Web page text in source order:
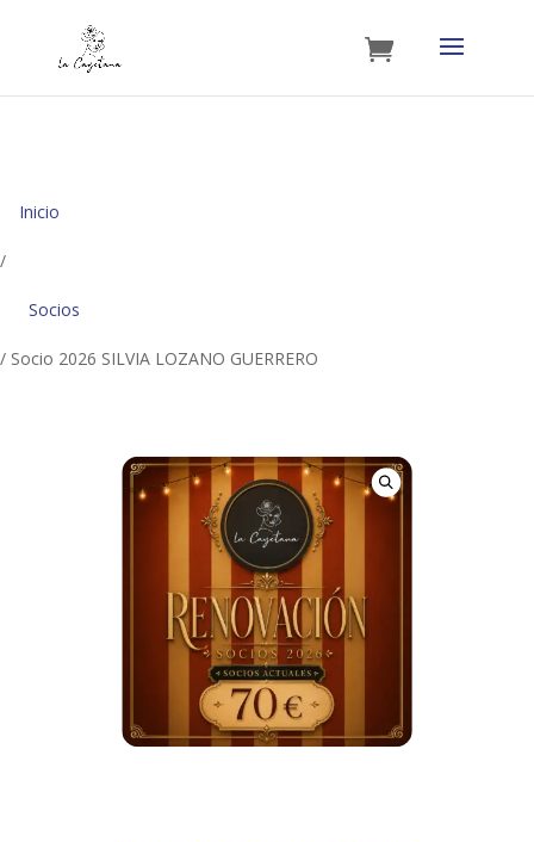
Inicio
/
Socios
/ Socio 2026 SILVIA LOZANO GUERRERO